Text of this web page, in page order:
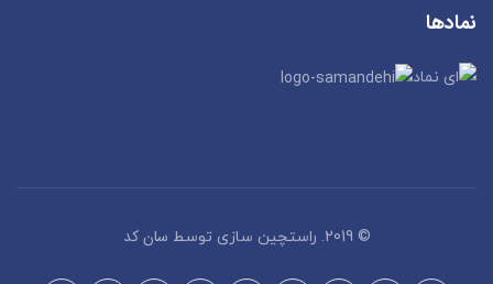
نمادها
© 2019. راستچین سازی توسط سان کد